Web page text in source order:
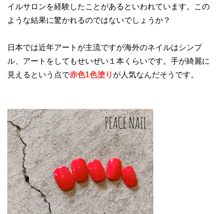
イルサロンを経験したことがあるといわれています。この
ような結果に驚かれるのではないでしょうか？
日本では近年アートが主流ですが海外のネイルはシンプ
ル、アートをしてもせいぜい１本くらいです。手が綺麗に
見えるという点で赤色1色塗り が人気なんだそうです。